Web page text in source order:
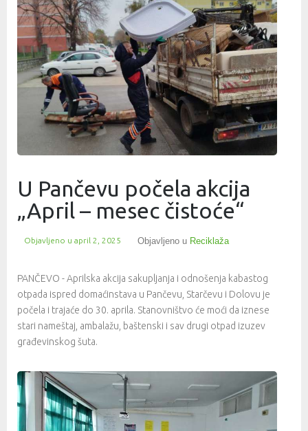
U Pančevu počela akcija
„April – mesec čistoće“
Objavljeno u april 2, 2025 Objavljeno u Reciklaža
PANČEVO - Aprilska akcija sakupljanja i odnošenja kabastog
otpada ispred domaćinstava u Pančevu, Starčevu i Dolovu je
počela i trajaće do 30. aprila. Stanovništvo će moći da iznese
stari nameštaj, ambalažu, baštenski i sav drugi otpad izuzev
građevinskog šuta.